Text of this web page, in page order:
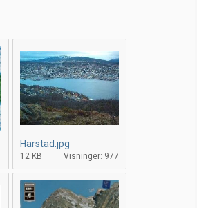
Harstad.jpg
12 KB Visninger: 977